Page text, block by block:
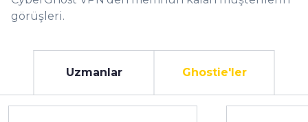
görüşleri.
Uzmanlar Ghostie'ler